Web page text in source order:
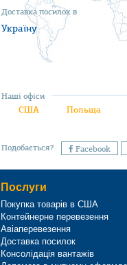
Доставка посилок в
Україну
Наші офіси
США Польща
Подобається? Facebook
Послуги
Покупка товарів в США
Контейнерне перевезення
Авіаперевезення
Доставка посилок
Консолідація вантажів